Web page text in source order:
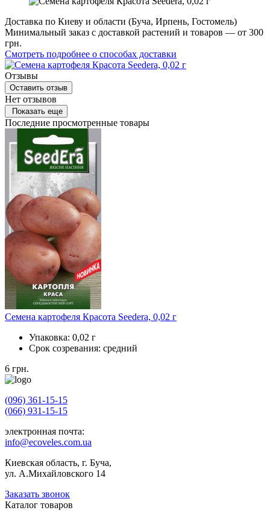
Доставка по Киеву и области (Буча, Ирпень, Гостомель)
Минимальный заказ с доставкой растений и товаров — от 300
грн.
Смотреть подробнее о способах доставки
Отзывы
Оставить отзыв
Нет отзывов
Показать еще
Последние просмотренные товары
Семена картофеля Красота Seedera, 0,02 г
Упаковка: 0,02 г
Срок созревания: средний
6 грн.
(096) 361-15-15
(066) 931-15-15
электронная почта:
info@ecoveles.com.ua
Киевская область, г. Буча,
ул. А.Михайловского 14
Заказать звонок
Каталог товаров